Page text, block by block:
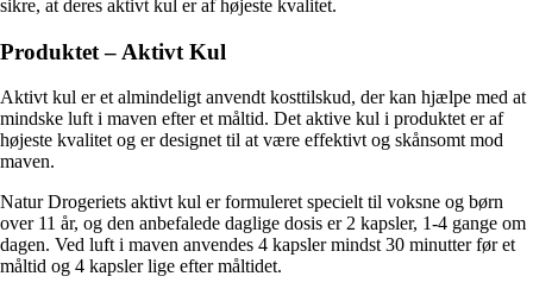
sikre, at deres aktivt kul er af højeste kvalitet.
Produktet – Aktivt Kul
Aktivt kul er et almindeligt anvendt kosttilskud, der kan hjælpe med at
mindske luft i maven efter et måltid. Det aktive kul i produktet er af
højeste kvalitet og er designet til at være effektivt og skånsomt mod
maven.
Natur Drogeriets aktivt kul er formuleret specielt til voksne og børn
over 11 år, og den anbefalede daglige dosis er 2 kapsler, 1-4 gange om
dagen. Ved luft i maven anvendes 4 kapsler mindst 30 minutter før et
måltid og 4 kapsler lige efter måltidet.